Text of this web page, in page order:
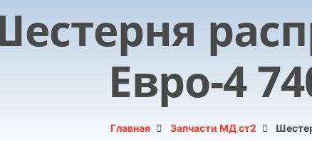
Евро-4
Главная Запчасти МД ст2